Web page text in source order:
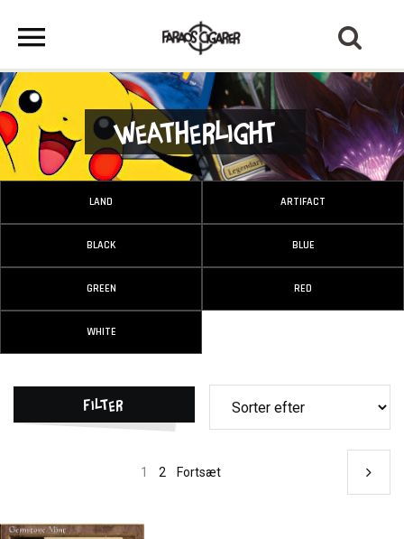
Weatherlight
LAND ARTIFACT
BLACK BLUE
GREEN RED
WHITE
Filter
1 2 Fortsæt